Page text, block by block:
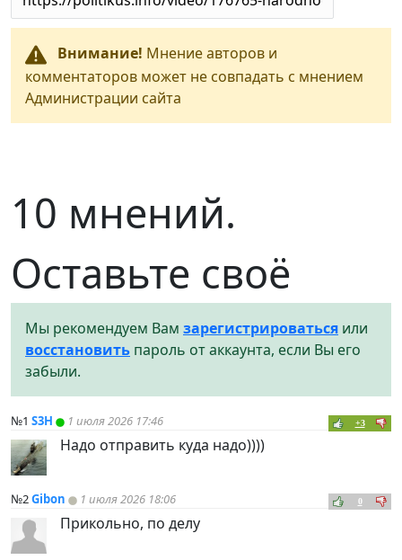
Внимание! Мнение авторов и
комментаторов может не совпадать с мнением
Администрации сайта
10 мнений.
Оставьте своё
Мы рекомендуем Вам зарегистрироваться или
восстановить пароль от аккаунта, если Вы его
забыли.
№1 S3H 1 июля 2026 17:46 +3
Надо отправить куда надо))))
№2Gibon 1 июля 2026 18:06 0
Прикольно, по делу